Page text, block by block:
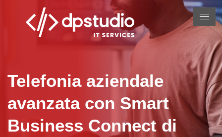
Telefonia aziendale
avanzata con Smart
Business Connect di